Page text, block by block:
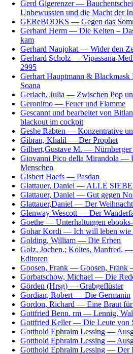
Gerd Gigerenzer —
Unbewussten und die Macht der
GEReBOOKS — Gegen das
Gerhard Herm — Die Kelten –
kam
Gerhard Naujokat — Wider den
Gerhard Scholz — Vipassana-
2995
Gerhart Hauptmann &
Soana
Gerlach, Julia — Zwischen Pop
Geronimo — Feuer und Flamme
Gescannt und bearbeitet von
blackout im cockpit
Geshe Rabten — Konzentrative
Gibran, Khalil — Der Prophet
Gilbert,Gustave M. — Nürnberger
Giovanni Pico della Mirandola —
Menschen
Gisbert Haefs — Pasdan
Glattauer, Daniel — ALLE
Glattauer, Daniel — Gut gegen
Glattauer,Daniel — Der
Glenway Wescott — Der
Goethe — Unterhaltungen
Gohar Kordi — Ich will leben wie
Golding, William — Die Erben
Golz, Jochen.; Koltes, Manfred.
Editoren
Goosen, Frank — Goosen, Frank
Gorbatschow, Michael — Die
Görden (Hrsg) — Grabgeflüster
Gordian, Robert — Die Germanin
Gordon, Richard — Eine Braut
Gottfried Benn. rm — Lennig,
Gottfried Keller — Die Leute von
Gotthold Ephraim Lessing —
Gotthold Ephraim Lessing —
Gotthold Ephraim Lessing — Der